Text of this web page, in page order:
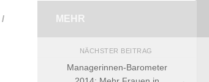
/
MEHR
NÄCHSTER BEITRAG
Managerinnen-Barometer